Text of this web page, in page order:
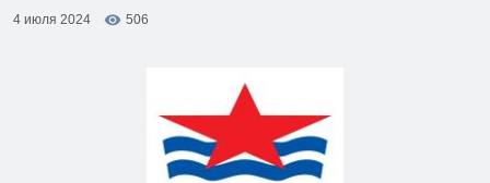
4 июля 2024
506